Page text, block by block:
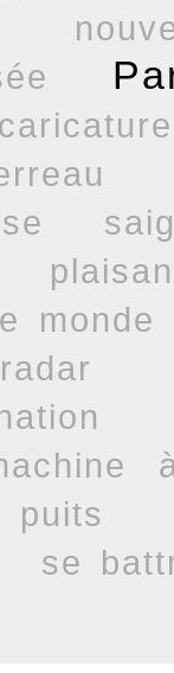
caricature
monde
radar
puits
se